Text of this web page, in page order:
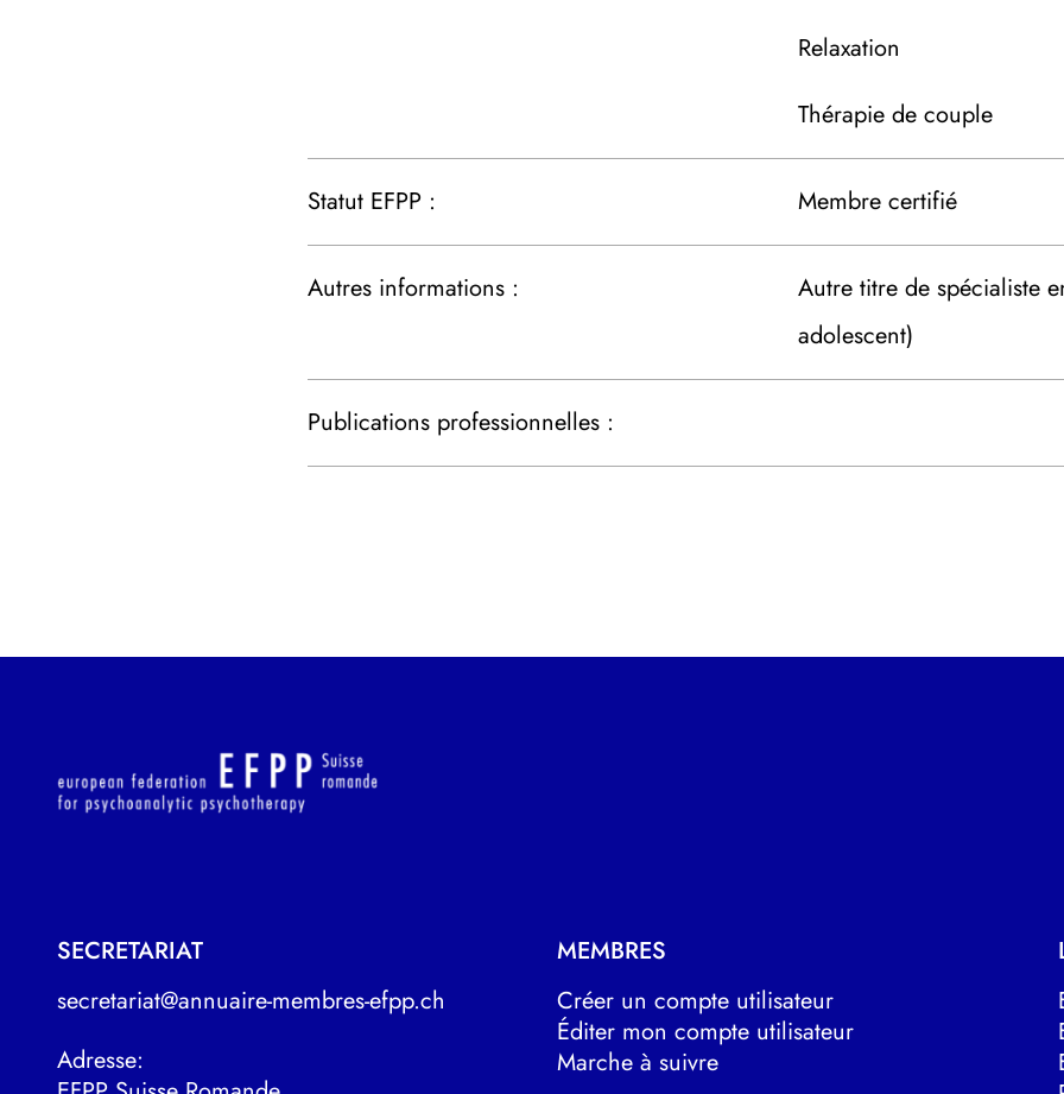
Relaxation
Thérapie de couple
Statut EFPP : Membre certifié
Autres informations :
Autre titre de spécialiste
adolescent)
Publications professionnelles :
SECRETARIAT
secretariat@annuaire-membres-efpp.ch
Adresse:
MEMBRES
Créer un compte utilisateur
Éditer mon compte utilisateur
Marche à suivre